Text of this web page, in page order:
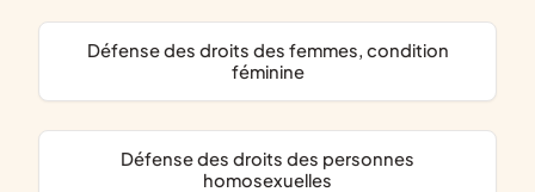
défense des droits des femmes, condition
féminine
défense des droits des personnes
homosexuelles